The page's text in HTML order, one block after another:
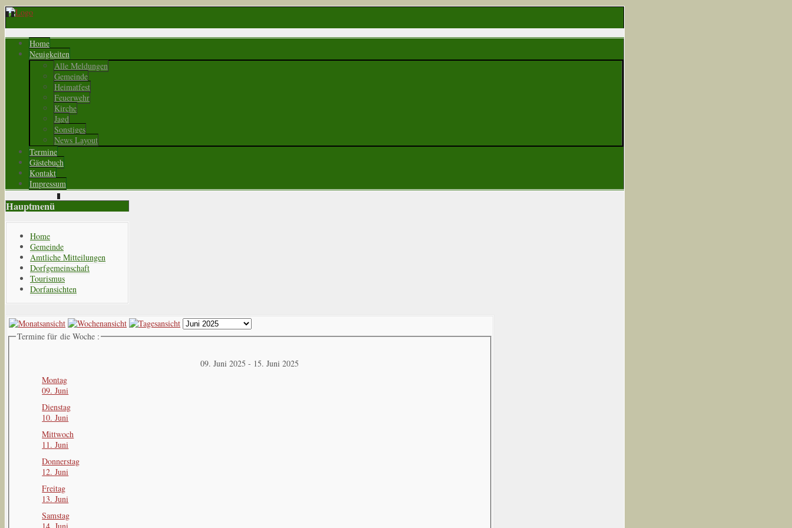
Home
Neuigkeiten
Alle Meldungen
Gemeinde
Heimatfest
Feuerwehr
Kirche
Jagd
Sonstiges
News Layout
Termine
Gästebuch
Kontakt
Impressum
Hauptmenü
Home
Gemeinde
Amtliche Mitteilungen
Dorfgemeinschaft
Tourismus
Dorfansichten
Termine für die Woche :
09. Juni 2025 - 15. Juni 2025
Montag
09. Juni
Dienstag
10. Juni
Mittwoch
11. Juni
Donnerstag
12. Juni
Freitag
13. Juni
Samstag
14. Juni